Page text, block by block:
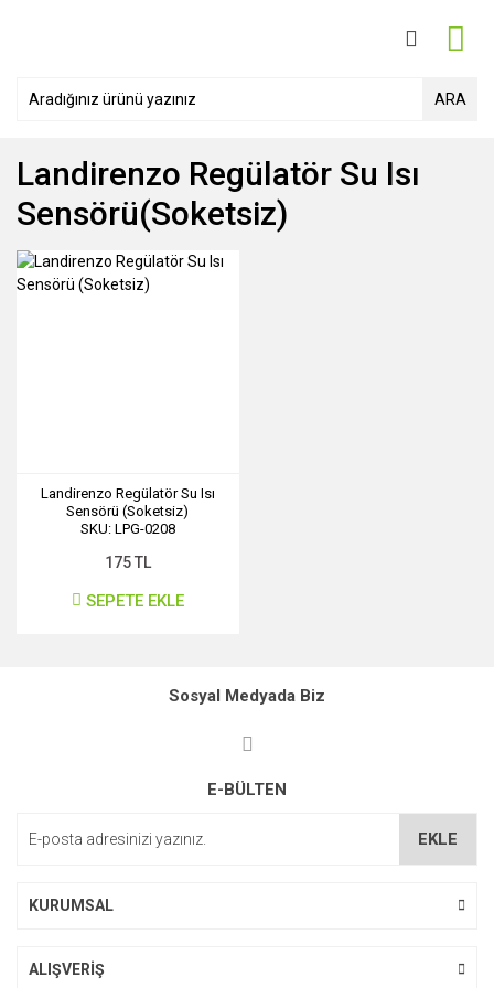
ARA
Landirenzo Regülatör Su Isı
Sensörü(soketsiz)
Landirenzo Regülatör Su Isı
Sensörü (Soketsiz)
SKU: LPG-0208
175 TL
SEPETE EKLE
Sosyal Medyada Biz
E-BÜLTEN
EKLE
KURUMSAL
ALIŞVERİŞ